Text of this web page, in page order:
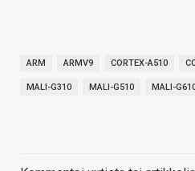
ARM ARMV9 CORTEX-A510
MALI-G310 MALI-G510 MALI-